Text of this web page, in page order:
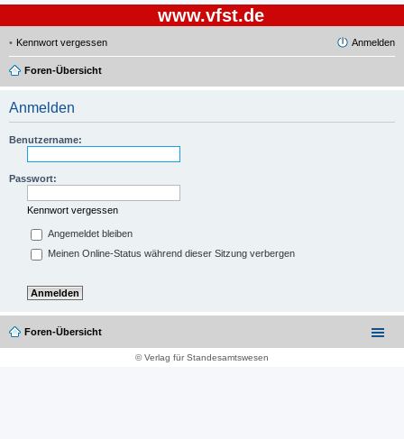
www.vfst.de
Kennwort vergessen Anmelden
Foren-Übersicht
Anmelden
Benutzername:
Passwort:
Kennwort vergessen
Angemeldet bleiben
Meinen Online-Status während dieser Sitzung verbergen
Foren-Übersicht
© Verlag für Standesamtswesen